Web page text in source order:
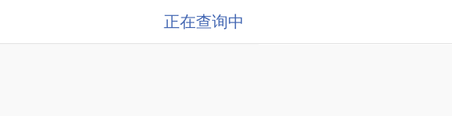
正在查询中